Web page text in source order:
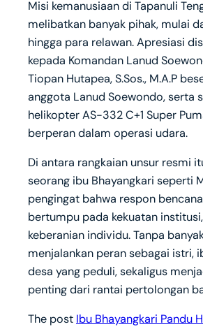
Misi kemanusiaan di Tapanuli
melibatkan banyak pihak, mulai
hingga para relawan. Apresiasi
kepada Komandan Lanud
Tiopan Hutapea, S.Sos., M.A.P
anggota Lanud Soewondo, serta
helikopter AS-332 C+1 Super
berperan dalam operasi udara.
Di antara rangkaian unsur resmi
seorang ibu Bhayangkari seperti
pengingat bahwa respon
bertumpu pada kekuatan
keberanian individu. Tanpa
menjalankan peran sebagai istri,
desa yang peduli, sekaligus
penting dari rantai pertolongan
The post Ibu Bhayangkari Pandu